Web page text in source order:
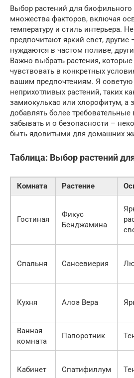
Выбор растений для биофильного
множества факторов, включая
температуру и стиль интерьера.
предпочитают яркий свет, другие
нуждаются в частом поливе,
Важно выбрать растения,
чувствовать в конкретных
вашим предпочтениям. Я советую
неприхотливых растений, таких
замиокулькас или хлорофитум, а
добавлять более
забывать и о безопасности –
быть ядовитыми для домашних
Таблица: Выбор растений
Комната Растение
Гостиная
Фикус
Бенджамина
Спальня Сансевиерия
Кухня Алоэ Вера
Ванная
комната
Папоротник
Кабинет Спатифиллум